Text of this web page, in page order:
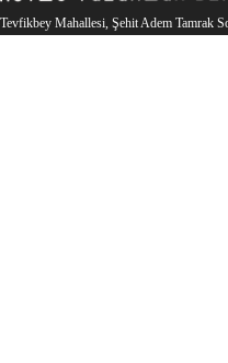
Tevfikbey Mahallesi, Şehit Adem Tamrak